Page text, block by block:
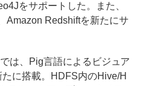
をサポートした。また、
Amazon Redshiftを新たにサ
は、Pig言語によるビジュア
に搭載。HDFS内のHive/H